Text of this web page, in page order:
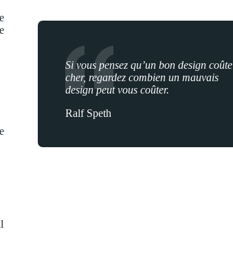
Si vous pensez qu’un bon design coûte
cher, regardez combien un mauvais
design peut vous coûter.
Ralf Speth